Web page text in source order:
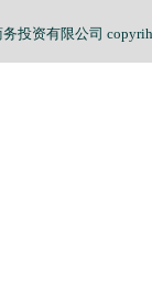
务投资有限公司